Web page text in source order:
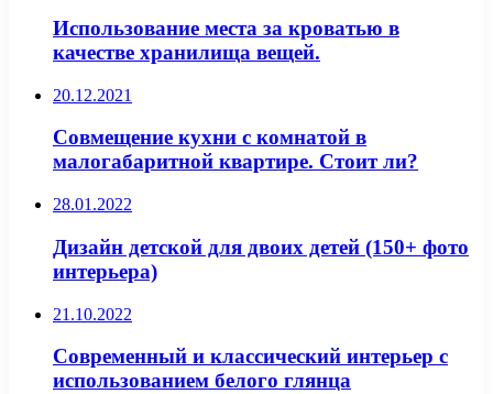
Использование места за кроватью в
качестве хранилища вещей.
20.12.2021
Совмещение кухни с комнатой в
малогабаритной квартире. Стоит ли?
28.01.2022
Дизайн детской для двоих детей (150+ фото
интерьера)
21.10.2022
Современный и классический интерьер с
использованием белого глянца